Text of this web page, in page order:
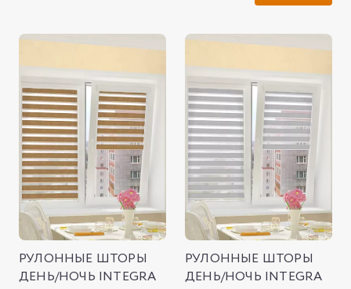
РУЛОННЫЕ ШТОРЫ
ДЕНЬ/НОЧЬ INTEGRA
РУЛОННЫЕ ШТОРЫ
ДЕНЬ/НОЧЬ INTEGRA